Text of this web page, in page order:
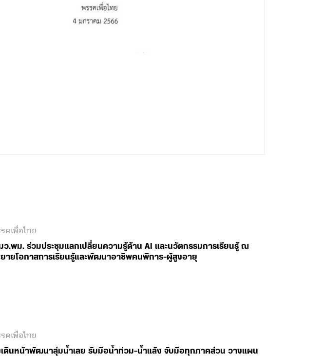
คเพื่อไทย
ว.พม. ร่วมประชุมแลกเปลี่ยนความรู้ด้าน AI และนวัตกรรมการเรียนรู้ ณ
ขยายโอกาสการเรียนรู้และพัฒนาอาชีพคนพิการ-ผู้สูงอายุ
คเพื่อไทย
งเดินหน้าพัฒนาลุ่มน้ำเลย รับมือน้ำท่วม-น้ำแล้ง จับมือทุกภาคส่วน วางแผน